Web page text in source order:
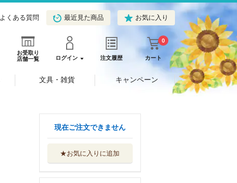
よくある質問 最近見た商品 お気に入り
お受取り
店舗一覧
ログイン 注文履歴 カート
0
文具・雑貨 キャンペーン
現在ご注文できません
★お気に入りに追加
最後の藁
埼玉福祉会